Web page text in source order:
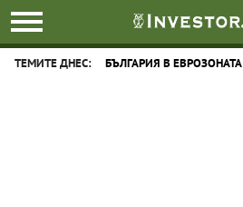
ТЕМИТЕ ДНЕС: БЪЛГАРИЯ В ЕВРОЗОНАТА